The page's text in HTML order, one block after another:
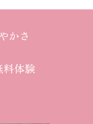
かさ
料体験